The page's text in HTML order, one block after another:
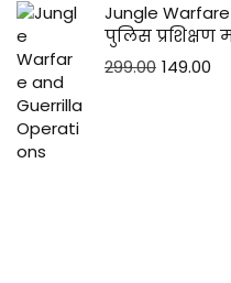
Jungle
पुलिस प्रशिक्षण
299.00 149.00